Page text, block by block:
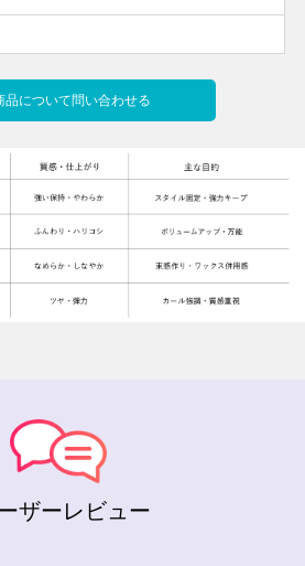
品について問い合わせる
ザーレビュー